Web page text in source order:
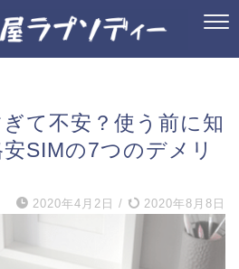
て不安？使う前に知
SIMの7つのデメリ
2020年4月2日 / 2020年8月8日